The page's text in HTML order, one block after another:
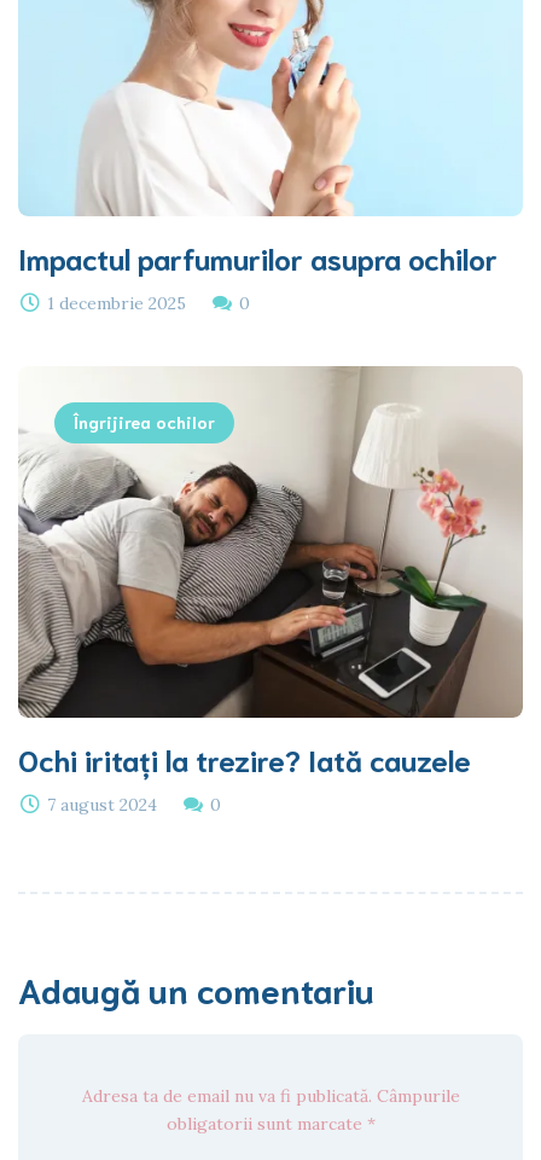
Impactul parfumurilor asupra ochilor
1 decembrie 2025 0
Îngrijirea ochilor
Ochi iritați la trezire? Iată cauzele
7 august 2024 0
Adaugă un comentariu
Adresa ta de email nu va fi publicată. Câmpurile
obligatorii sunt marcate *